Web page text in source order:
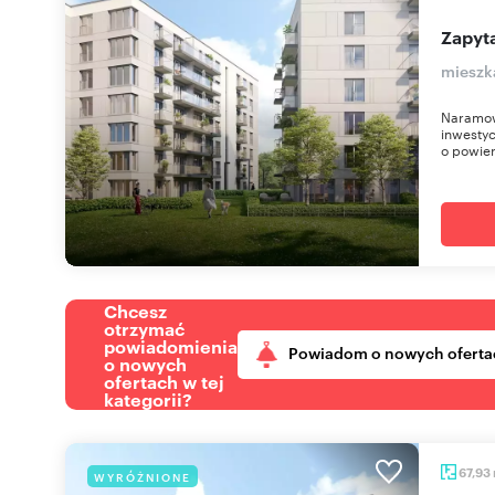
o
Chcesz
otrzymać
powiadomienia
o nowych
ofertach w tej
kategorii?
Powiadom o nowych
WYRÓŻNIONE 67,93